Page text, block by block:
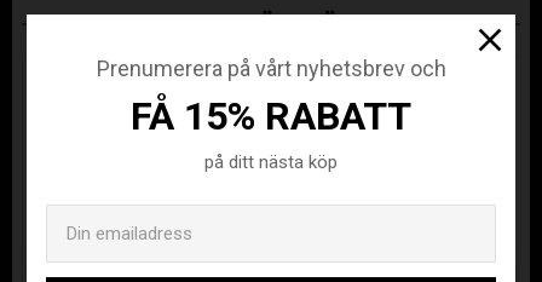
Prenumerera på vårt nyhetsbrev och
FÅ 15% RABATT
på ditt nästa köp